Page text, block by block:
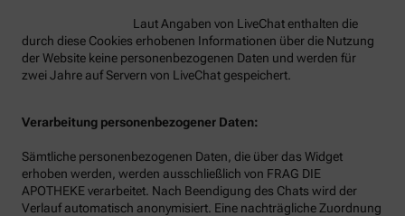
Laut Angaben von LiveChat enthalten die
durch diese Cookies erhobenen Informationen über die Nutzung
der Website keine personenbezogenen Daten und werden für
zwei Jahre auf Servern von LiveChat gespeichert.
Verarbeitung personenbezogener Daten:
Sämtliche personenbezogenen Daten, die über das Widget
erhoben werden, werden ausschließlich von FRAG DIE
APOTHEKE verarbeitet. Nach Beendigung des Chats wird der
Verlauf automatisch anonymisiert. Eine nachträgliche Zuordnung